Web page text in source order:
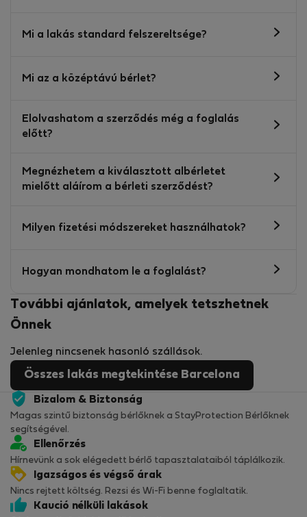
Mi a lakás standard felszereltsége?
Mi az a középtávú bérlet?
Elolvashatom a szerződés még a foglalás
előtt?
Megnézhetem a kiválasztott albérletet
mielőtt aláírom a bérleti szerződést?
Milyen fizetési módszereket használhatok?
Hogyan mondhatom le a foglalást?
További ajánlatok, amelyek tetszhetnek
Önnek
Jelenleg nincsenek hasonló szállások.
Összes lakás megtekintése Barcelona
Bizalom & Biztonság
Magas szintű biztonság bérlőknek a StayProtection Bérlőknek
segítségével.
Ellenőrzés
Hírnevünk a sok elégedett bérlő tapasztalataiból táplálkozik.
Igazságos és végső árak
Nincs rejtett költség. Rezsi és Wi-Fi benne foglaltatik.
Kaució nélküli lakások